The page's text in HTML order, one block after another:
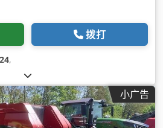
拨打
,
小广告